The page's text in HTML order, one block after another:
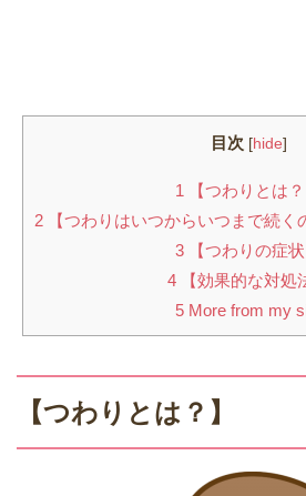
目次 [hide]
1
【つわりとは？
2【つわりはいつからいつまで続く
3 【つわりの症状
4【効果的な対処
5 More from my
【つわりとは？】